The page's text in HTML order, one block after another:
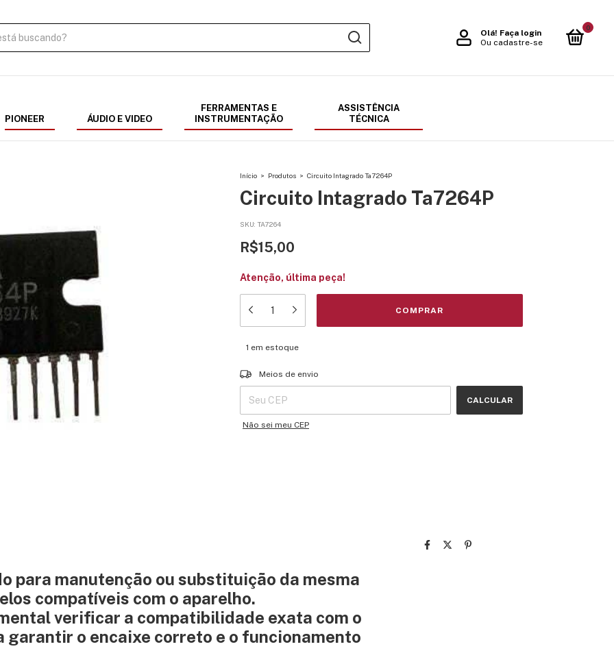
Olá! Faça login
Ou cadastre-se
0
PIONEER
ÁUDIO E VIDEO
FERRAMENTAS E
INSTRUMENTAÇÃO
ASSISTÊNCIA
TÉCNICA
Início > Produtos > Circuito Intagrado Ta7264P
Circuito Intagrado Ta7264P
SKU: TA7264
R$15,00
Atenção, última peça!
1 em estoque
Entregas para o CEP:
Meios de envio
CALCULAR
Não sei meu CEP
para manutenção ou substituição da mesma
compatíveis com o aparelho.
verificar a compatibilidade exata com o
garantir o encaixe correto e o funcionamento